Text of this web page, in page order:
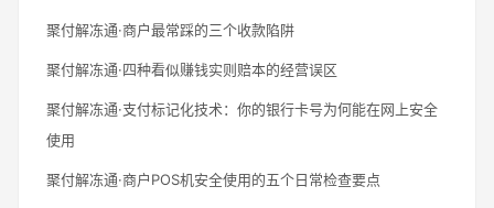
聚付解冻通·商户最常踩的三个收款陷阱
聚付解冻通·四种看似赚钱实则赔本的经营误区
聚付解冻通·支付标记化技术：你的银行卡号为何能在网上安全
使用
聚付解冻通·商户POS机安全使用的五个日常检查要点